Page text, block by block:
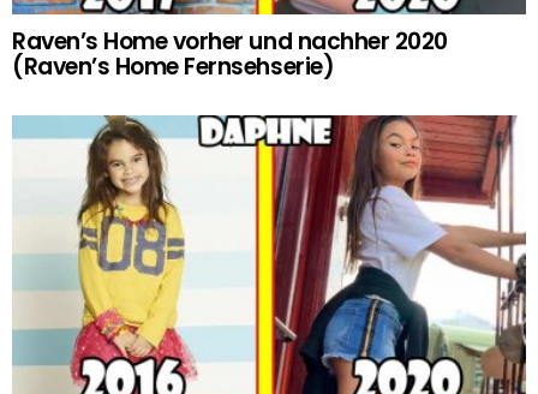
Raven’s Home vorher und nachher 2020
(Raven’s Home Fernsehserie)